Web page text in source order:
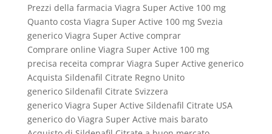
Prezzi della farmacia Viagra Super Active 100 mg
Quanto costa Viagra Super Active 100 mg Svezia
generico Viagra Super Active comprar
Comprare online Viagra Super Active 100 mg
precisa receita comprar Viagra Super Active generico
Acquista Sildenafil Citrate Regno Unito
generico Sildenafil Citrate Svizzera
generico Viagra Super Active Sildenafil Citrate USA
generico do Viagra Super Active mais barato